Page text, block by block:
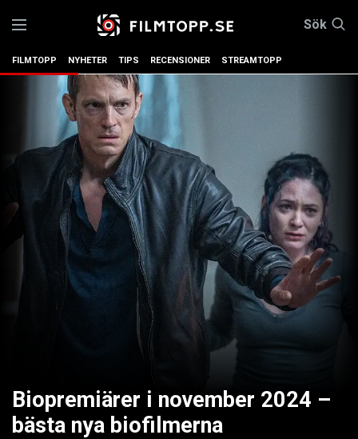
Sök
FILMTOPP NYHETER TIPS RECENSIONER STREAMTOPP
Biopremiärer i november 2024 –
bästa nya biofilmerna